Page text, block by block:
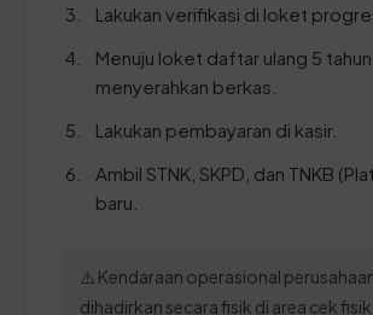
Lakukan verifikasi di loket
Menuju loket daftar ulang 5
menyerahkan berkas.
Lakukan pembayaran di kasir.
Ambil STNK, SKPD, dan TNKB
baru.
⚠️ Kendaraan operasional
dihadirkan secara fisik di area cek fisik